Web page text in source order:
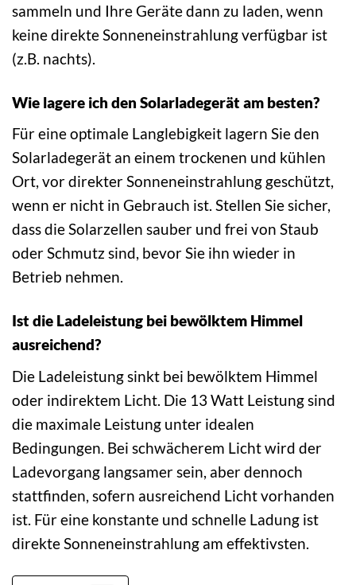
sammeln und Ihre Geräte dann zu laden, wenn
keine direkte Sonneneinstrahlung verfügbar ist
(z.B. nachts).
Wie lagere ich den Solarladegerät am besten?
Für eine optimale Langlebigkeit lagern Sie den
Solarladegerät an einem trockenen und kühlen
Ort, vor direkter Sonneneinstrahlung geschützt,
wenn er nicht in Gebrauch ist. Stellen Sie sicher,
dass die Solarzellen sauber und frei von Staub
oder Schmutz sind, bevor Sie ihn wieder in
Betrieb nehmen.
Ist die Ladeleistung bei bewölktem Himmel
ausreichend?
Die Ladeleistung sinkt bei bewölktem Himmel
oder indirektem Licht. Die 13 Watt Leistung sind
die maximale Leistung unter idealen
Bedingungen. Bei schwächerem Licht wird der
Ladevorgang langsamer sein, aber dennoch
stattfinden, sofern ausreichend Licht vorhanden
ist. Für eine konstante und schnelle Ladung ist
direkte Sonneneinstrahlung am effektivsten.